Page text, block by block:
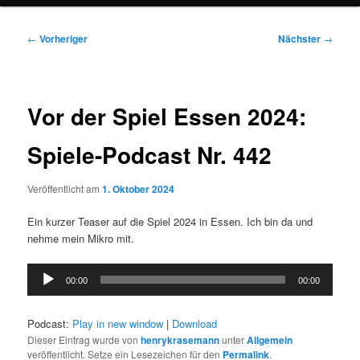
Beitragsnavigation
← Vorheriger Nächster →
Vor der Spiel Essen 2024:
Spiele-Podcast Nr. 442
Veröffentlicht am1. Oktober 2024
Ein kurzer Teaser auf die Spiel 2024 in Essen. Ich bin da und
nehme mein Mikro mit.
Audio-
Player
00:00 00:00
Podcast: Play in new window | Download
Dieser Eintrag wurde vonhenrykrasemannunterAllgemein
veröffentlicht. Setze ein Lesezeichen für den Permalink.